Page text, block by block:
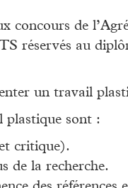
concours de
réservés au
un travail
plastique sont :
critique).
de la recherche.